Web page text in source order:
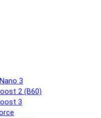
3
2 (B60)
3